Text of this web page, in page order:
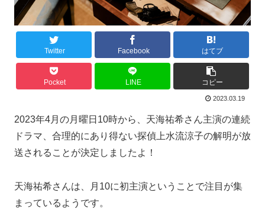
Twitter Facebook はてブ
Pocket LINE コピー
2023.03.19
2023年4月の月曜日10時から、天海祐希さん主演の連続
ドラマ、合理的にあり得ない探偵上水流涼子の解明が放
送されることが決定しましたよ！
天海祐希さんは、月10に初主演ということで注目が集
まっているようです。